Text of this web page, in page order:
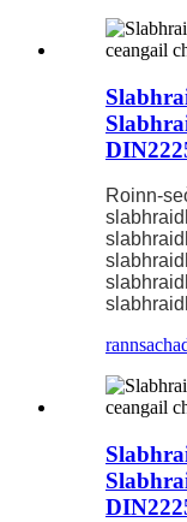
Roinn-